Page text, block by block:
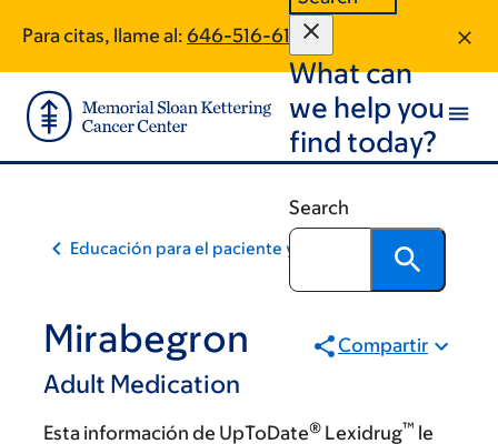
main
content
footer
Para citas, llame al: 646-516-6183
What can
we help you
find today?
Search
Educación para el paciente y la comunidad
Mirabegron
Adult Medication
Compartir
Esta información de UpToDate® Lexidrug™ le